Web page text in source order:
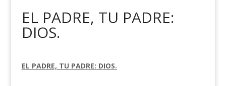
EL PADRE, TU PADRE:
DIOS.
EL PADRE, TU PADRE: DIOS.